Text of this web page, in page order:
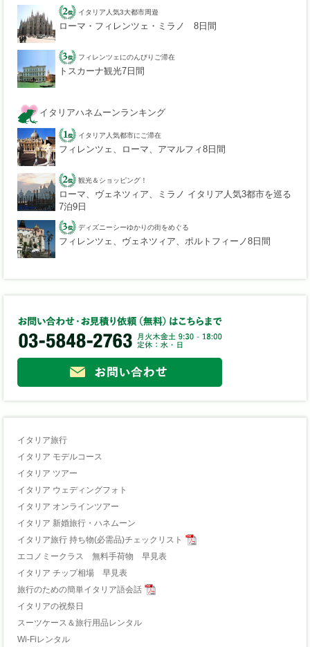
イタリア人気3大都市周遊
ローマ・フィレンツェ・ミラノ 8日間
フィレンツェにのんびりご滞在
トスカーナ観光7日間
イタリアハネムーンランキング
イタリア人気都市にご滞在
フィレンツェ、ローマ、アマルフィ8日間
観光＆ショッピング！
ローマ、ヴェネツィア、ミラノ イタリア人気3都市を巡る
7泊9日
ディズニーシーゆかりの街をめぐる
フィレンツェ、ヴェネツィア、ポルトフィーノ8日間
イタリア旅行
イタリア モデルコース
イタリア ツアー
イタリア ウェディングフォト
イタリア オンラインツアー
イタリア 新婚旅行・ハネムーン
イタリア旅行 持ち物(必需品)チェックリスト
エコノミークラス 無料手荷物 早見表
イタリア チップ相場 早見表
旅行のための簡単イタリア語会話
イタリアの祝祭日
スーツケース＆旅行用品レンタル
Wi-Fiレンタル